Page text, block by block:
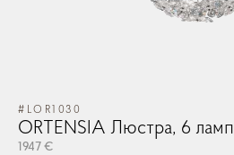
#LOR1030
ORTENSIA Люстра, 6 ламп
1947 €